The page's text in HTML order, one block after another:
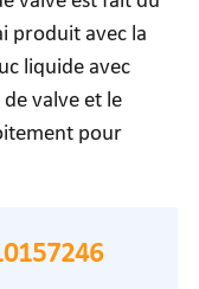
produit avec la
liquide avec
valve et le
pour